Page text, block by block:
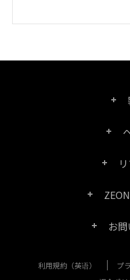
エンタープ
製品/ラ
SDK リソース
会
メ
お
購
利用規約（英语）
プ